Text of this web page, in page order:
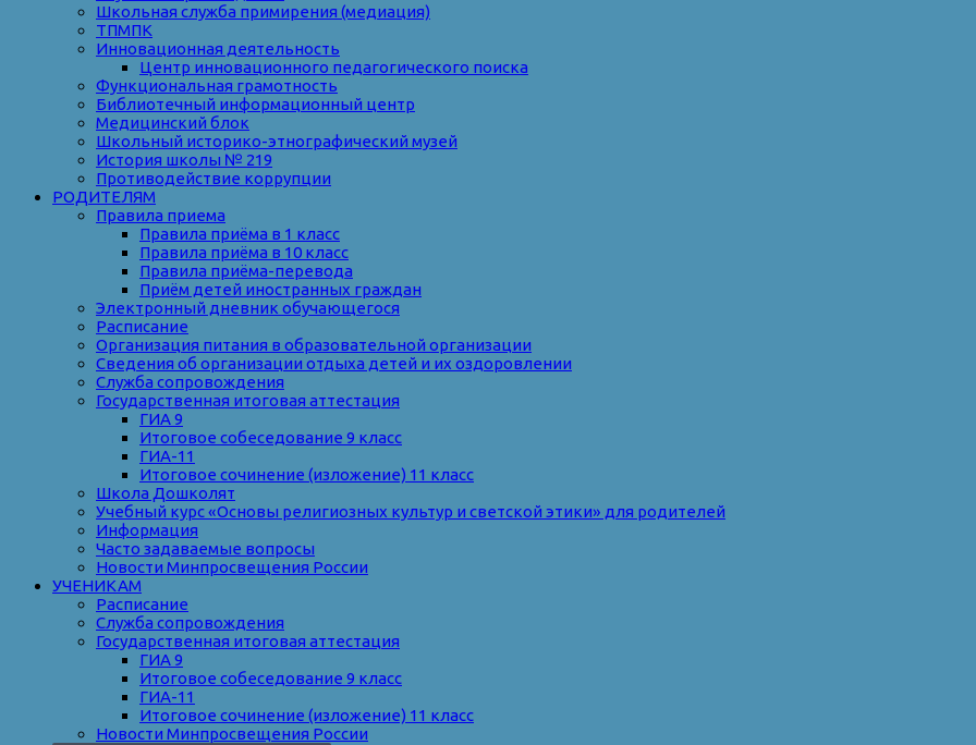
Школьная служба примирения (медиация)
ТПМПК
Инновационная деятельность
Центр инновационного педагогического поиска
Функциональная грамотность
Библиотечный информационный центр
Медицинский блок
Школьный историко-этнографический музей
История школы № 219
Противодействие коррупции
РОДИТЕЛЯМ
Правила приема
Правила приёма в 1 класс
Правила приёма в 10 класс
Правила приёма-перевода
Приём детей иностранных граждан
Электронный дневник обучающегося
Расписание
Организация питания в образовательной организации
Сведения об организации отдыха детей и их оздоровлении
Служба сопровождения
Государственная итоговая аттестация
ГИА 9
Итоговое собеседование 9 класс
ГИА-11
Итоговое сочинение (изложение) 11 класс
Школа Дошколят
Учебный курс «Основы религиозных культур и светской этики» для родителей
Информация
Часто задаваемые вопросы
Новости Минпросвещения России
УЧЕНИКАМ
Расписание
Служба сопровождения
Государственная итоговая аттестация
ГИА 9
Итоговое собеседование 9 класс
ГИА-11
Итоговое сочинение (изложение) 11 класс
Новости Минпросвещения России